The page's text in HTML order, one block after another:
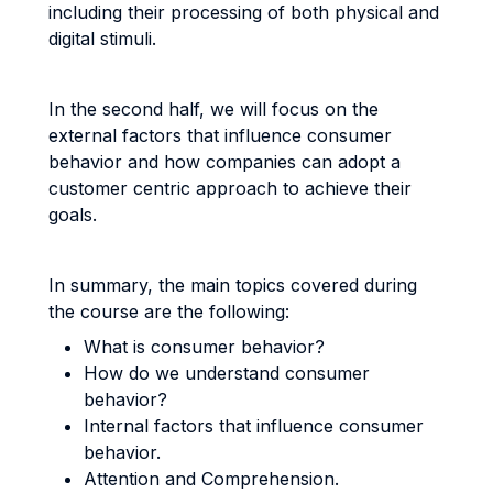
including their processing of both physical and
digital stimuli.
In the second half, we will focus on the
external factors that influence consumer
behavior and how companies can adopt a
customer centric approach to achieve their
goals.
In summary, the main topics covered during
the course are the following:
What is consumer behavior?
How do we understand consumer
behavior?
Internal factors that influence consumer
behavior.
Attention and Comprehension.